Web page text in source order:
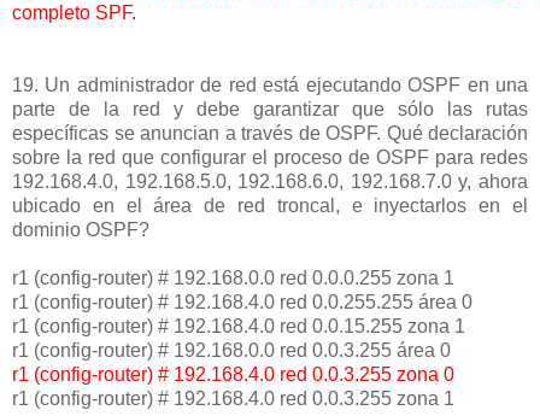
completo SPF.
19. Un administrador de red está ejecutando OSPF en una
parte de la red y debe garantizar que sólo las rutas
específicas se anuncian a través de OSPF. Qué declaración
sobre la red que configurar el proceso de OSPF para redes
192.168.4.0, 192.168.5.0, 192.168.6.0, 192.168.7.0 y, ahora
ubicado en el área de red troncal, e inyectarlos en el
dominio OSPF?
r1 (config-router) # 192.168.0.0 red 0.0.0.255 zona 1
r1 (config-router) # 192.168.4.0 red 0.0.255.255 área 0
r1 (config-router) # 192.168.4.0 red 0.0.15.255 zona 1
r1 (config-router) # 192.168.0.0 red 0.0.3.255 área 0
r1 (config-router) # 192.168.4.0 red 0.0.3.255 zona 0
r1 (config-router) # 192.168.4.0 red 0.0.3.255 zona 1